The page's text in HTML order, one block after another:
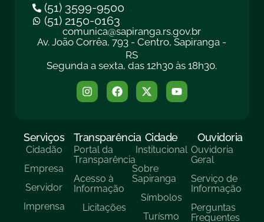
(51) 3599-9500
(51) 2150-0163
comunica@sapiranga.rs.gov.br
Av. João Corrêa, 793 - Centro, Sapiranga -
RS
Segunda a sexta, das 12h30 às 18h30.
Serviços
Cidadão
Empresa
Servidor
Imprensa
Transparência
Portal da
Transparência
Acesso à
Informação
Licitações
Cidade
Institucional
Sobre
Sapiranga
Símbolos
Turísmo
Ouvidoria
Ouvidoria
Geral
Serviço de
Informação
Perguntas
Frequentes